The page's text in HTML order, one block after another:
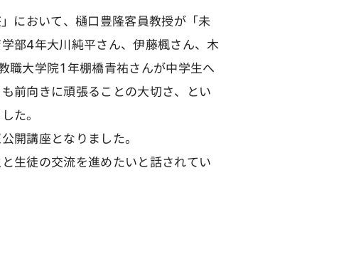
において、樋口豊隆客員教授が「未
部4年大川純平さん、伊藤楓さん、木
職大学院1年棚橋青祐さんが中学生へ
前向きに頑張ることの大切さ、とい
た。
開講座となりました。
生徒の交流を進めたいと話されてい